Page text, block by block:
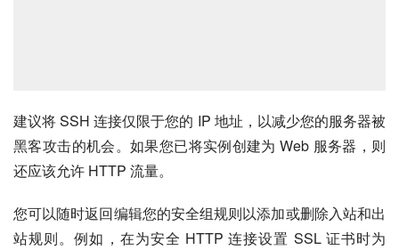
建议将 SSH 连接仅限于您的 IP 地址，以减少您的服务器被
黑客攻击的机会。如果您已将实例创建为 Web 服务器，则
还应该允许 HTTP 流量。
您可以随时返回编辑您的安全组规则以添加或删除入站和出
站规则。例如，在为安全 HTTP 连接设置 SSL 证书时为